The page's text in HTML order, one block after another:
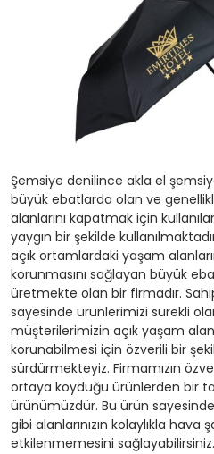
Şemsiye denilince akla el
büyük ebatlarda olan ve
alanlarını kapatmak için
yaygın bir şekilde
açık ortamlardaki yaşam
korunmasını sağlayan büyük
üretmekte olan bir firmadır.
sayesinde ürünlerimizi sürekli
müşterilerimizin açık yaşam
korunabilmesi için özverili bir
sürdürmekteyiz. Firmamızın
ortaya koyduğu ürünlerden bir
ürünümüzdür. Bu ürün
gibi alanlarınızın kolaylıkla hava
etkilenmemesini sağlayabilirsiniz.